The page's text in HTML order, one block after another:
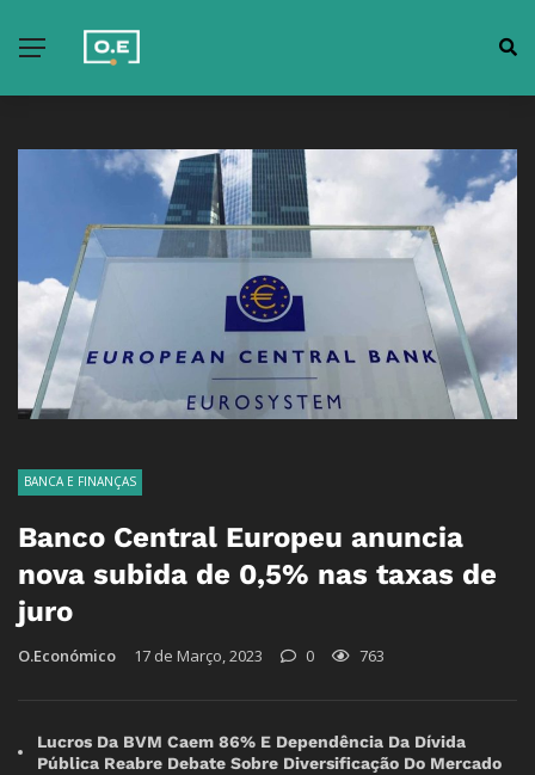
BANCA E FINANÇAS
Banco Central Europeu anuncia
nova subida de 0,5% nas taxas de
juro
O.Económico 17 de Março, 2023 0 763
Lucros Da BVM Caem 86% E Dependência Da Dívida
Pública Reabre Debate Sobre Diversificação Do Mercado